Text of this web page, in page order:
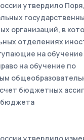
утвердило
организаций, в
отделениях
на
на обучение по
бюджетных
бюджета